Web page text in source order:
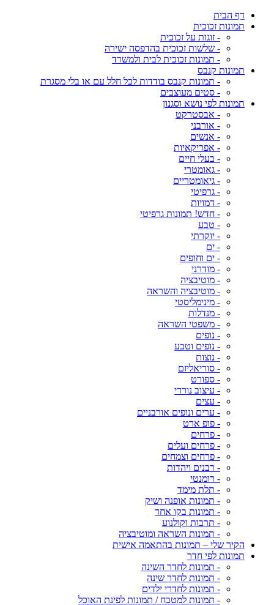
דף הבית
תמונות זכוכית
- זוגות על זכוכית
- שלשות זכוכית בהדפסה ישירה
- תמונות זכוכית לבית ולמשרד
תמונות קנבס
- תמונות קנבס בודדות לכל חלל עם או בלי מסגרת
- סטים מעוצבים
תמונות לפי נושא וסגנון
- אבסטרקט
- אורבני
- אנשים
- אפריקאיות
- בעלי חיים
- גאומטרי
- גיאומטריים
- גרפיטי
- דמויות
- חדש! תמונות גרפיטי
- טבע
- יוקרתי
- ים
- ים וחופים
- מודרני
- מוטיבציה
- מוטיבציה והשראה
- מינימליסטי
- מנדלות
- משפטי השראה
- נופים
- נופים וטבע
- נוצות
- סוריאליזם
- ספורט
- עיצוב נורדי
- עצים
- ערים ונופים אורבניים
- פופ ארט
- פרחים
- פרחים ועלים
- פרחים וצמחים
- רבנים ויהדות
- רומנטי
- תלת מימד
- תמונות אופנה ושיק
- תמונות בקו אחד
- תרבות וקולנוע
- תמונות השראה ומוטיבציה
הקיר שלי – תמונות בהתאמה אישית
תמונות לפי חדר
- תמונות לחדר השינה
- תמונות לחדר שינה
- תמונות לחדרי ילדים
- תמונות למטבח / תמונות לפינת האוכל